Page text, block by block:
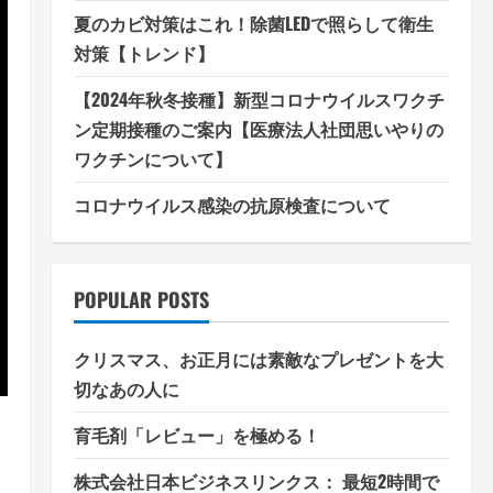
夏のカビ対策はこれ！除菌LEDで照らして衛生
対策【トレンド】
【2024年秋冬接種】新型コロナウイルスワクチ
ン定期接種のご案内【医療法人社団思いやりの
ワクチンについて】
コロナウイルス感染の抗原検査について
POPULAR POSTS
クリスマス、お正月には素敵なプレゼントを大
切なあの人に
育毛剤「レビュー」を極める！
株式会社日本ビジネスリンクス： 最短2時間で